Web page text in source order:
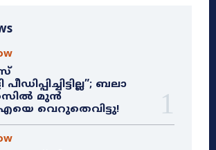
ബലാ
മുൻ
വെറുതെവിട്ടു!